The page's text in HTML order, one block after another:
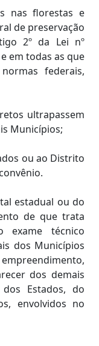
nas florestas e
de preservação
2º da Lei nº
em todas as que
federais,
ultrapassem
Municípios;
ou ao Distrito
estadual ou do
de que trata
exame técnico
dos Municípios
dos demais
Estados, do
envolvidos no